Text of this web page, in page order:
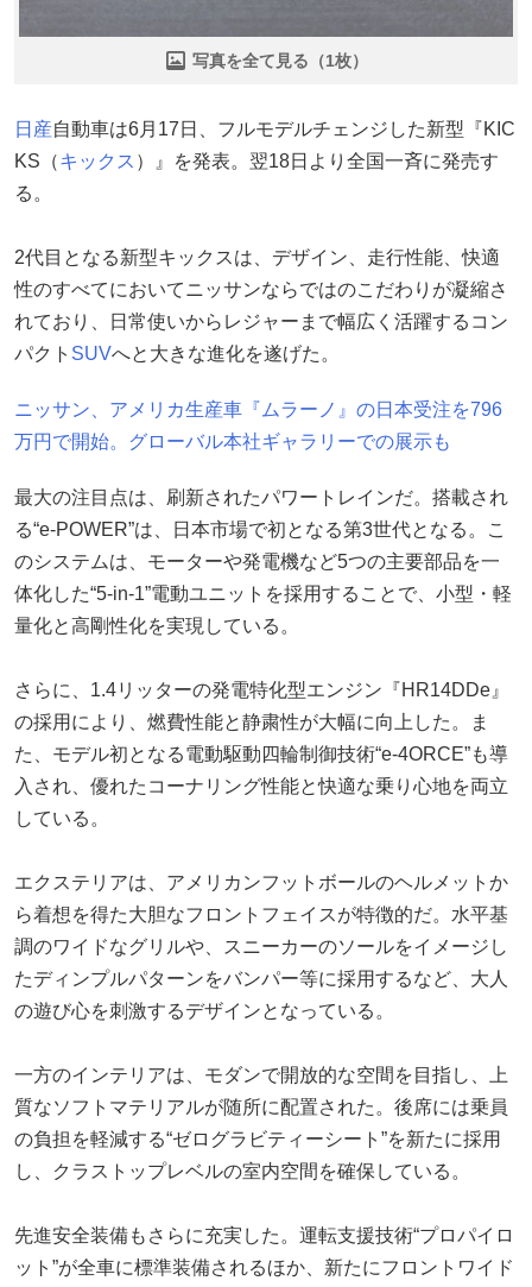
写真を全て見る（1枚）
日産自動車は6月17日、フルモデルチェンジした新型『KIC
KS（キックス ）』を発表。翌18日より全国一斉に発売す
る。
2代目となる新型キックスは、デザイン、走行性能、快適
性のすべてにおいてニッサンならではのこだわりが凝縮さ
れており、日常使いからレジャーまで幅広く活躍するコン
パクト SUVへと大きな進化を遂げた。
ニッサン、アメリカ生産車『ムラーノ』の日本受注を796
万円で開始。グローバル本社ギャラリーでの展示も
最大の注目点は、刷新されたパワートレインだ。搭載され
る“e-POWER”は、日本市場で初となる第3世代となる。こ
のシステムは、モーターや発電機など5つの主要部品を一
体化した“5-in-1”電動ユニットを採用することで、小型・軽
量化と高剛性化を実現している。
さらに、1.4リッターの発電特化型エンジン『HR14DDe』
の採用により、燃費性能と静粛性が大幅に向上した。ま
た、モデル初となる電動駆動四輪制御技術“e-4ORCE”も導
入され、優れたコーナリング性能と快適な乗り心地を両立
している。
エクステリアは、アメリカンフットボールのヘルメットか
ら着想を得た大胆なフロントフェイスが特徴的だ。水平基
調のワイドなグリルや、スニーカーのソールをイメージし
たディンプルパターンをバンパー等に採用するなど、大人
の遊び心を刺激するデザインとなっている。
一方のインテリアは、モダンで開放的な空間を目指し、上
質なソフトマテリアルが随所に配置された。後席には乗員
の負担を軽減する“ゼログラビティーシート”を新たに採用
し、クラストップレベルの室内空間を確保している。
先進安全装備もさらに充実した。運転支援技術“プロパイロ
ット”が全車に標準装備されるほか、新たにフロントワイド